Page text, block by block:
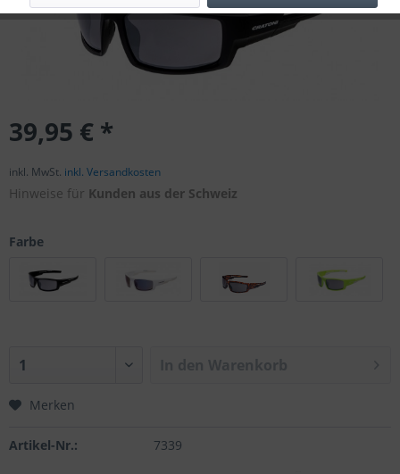
39,95 € *
inkl. MwSt. inkl. Versandkosten
Hinweise für Kunden aus der Schweiz
Farbe
Merken
Artikel-Nr.: 7339